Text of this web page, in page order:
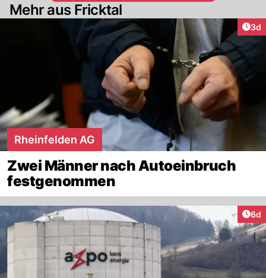
Mehr aus Fricktal
3d
Rheinfelden AG
Zwei Männer nach Autoeinbruch
festgenommen
6d